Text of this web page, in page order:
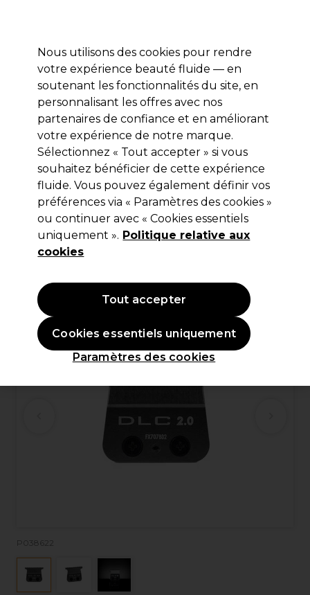
Se connecter
Marques Bons plans Coiffure Electro et Matériel
Livraison et délais
lire la suite
BaByliss PRO
BaByliss PRO Tête de Coupe 40mm
FX7870RBPE
(0)
35,00 €Hors TVA
P038622
Nous utilisons des cookies pour rendre
votre expérience beauté fluide — en
soutenant les fonctionnalités du site, en
personnalisant les offres avec nos
partenaires de confiance et en améliorant
votre expérience de notre marque.
Sélectionnez « Tout accepter » si vous
souhaitez bénéficier de cette expérience
fluide. Vous pouvez également définir vos
préférences via « Paramètres des cookies »
ou continuer avec « Cookies essentiels
uniquement ». Politique relative aux
cookies
Paramètres des cookies
Cookies essentiels uniquement
Tout accepter